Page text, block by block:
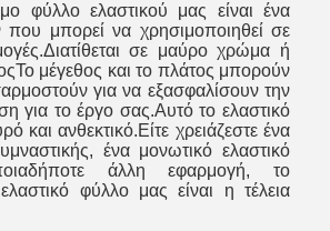
φύλλο ελαστικού μας είναι ένα
που μπορεί να χρησιμοποιηθεί σε
σε μαύρο χρώμα ή
μέγεθος και το πλάτος μπορούν
για να εξασφαλίσουν την
για το έργο σας.Αυτό το ελαστικό
και ανθεκτικό.Είτε χρειάζεστε ένα
ένα μονωτικό ελαστικό
άλλη εφαρμογή, το
φύλλο μας είναι η τέλεια